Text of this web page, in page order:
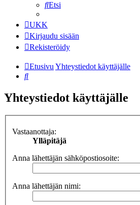
Etsi
UKK
Kirjaudu sisään
Rekisteröidy
EtusivuYhteystiedot käyttäjälle
Etsi
Yhteystiedot käyttäjälle
Vastaanottaja:
Ylläpitäjä
Anna lähettäjän sähköpostiosoite:
Anna lähettäjän nimi: